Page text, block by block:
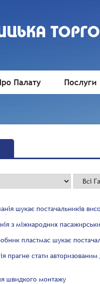
Палату Послуги
шукає постачальників
з міжнародних
пластмас шукає
прагне стати
швидкого монтажу